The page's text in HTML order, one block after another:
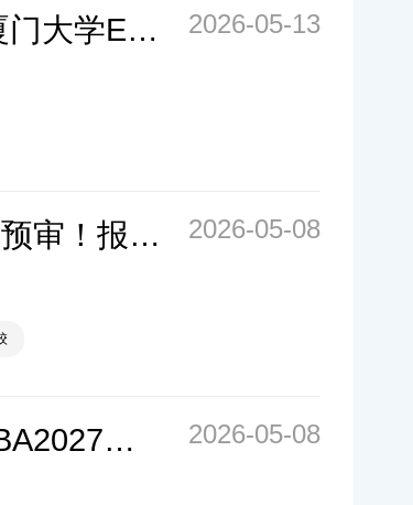
厦门大学EMBA招生|欢迎参加厦门大学EMBA双证体验营！ 2026-05-13
上海交通大学安泰EMBA早鸟批预审！报考攻略请查收 2026-05-08
中国人民大学财政金融学院EMBA2027年入学报名申请开始 2026-05-08